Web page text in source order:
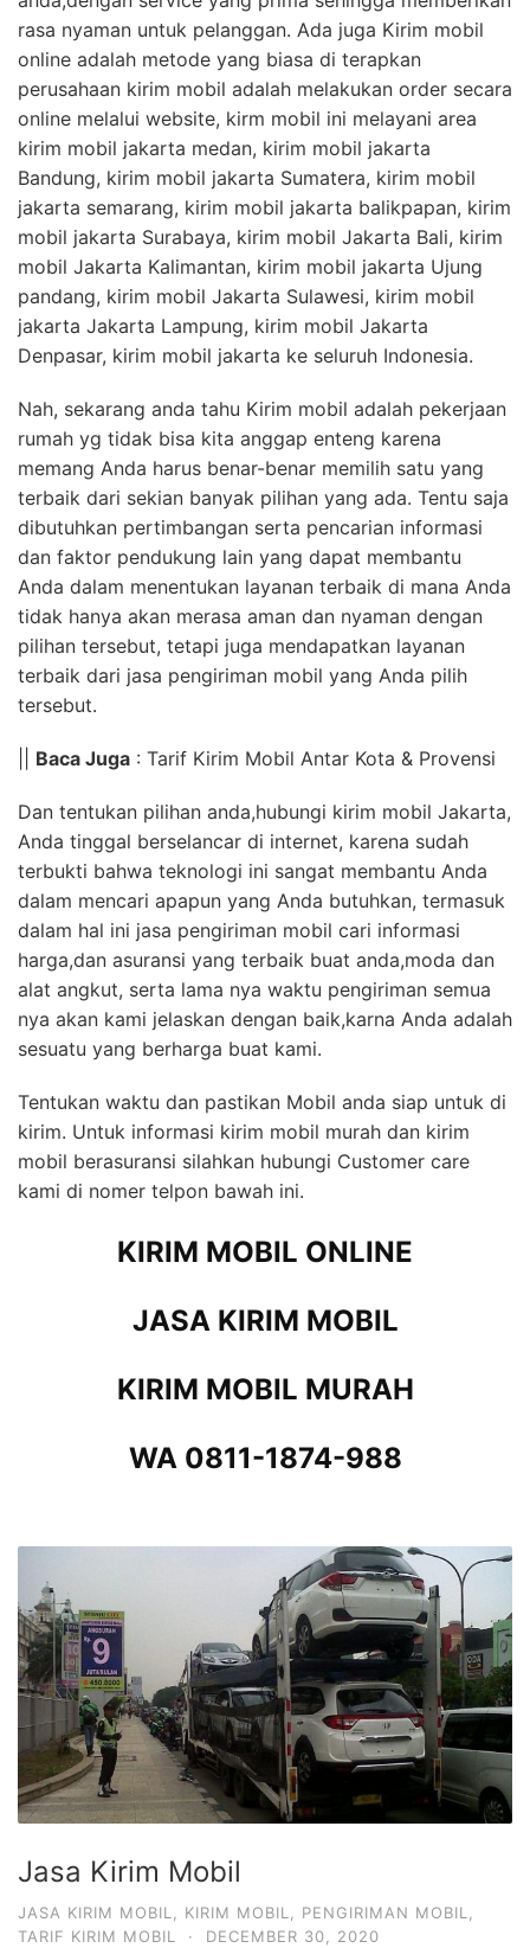
rasa nyaman untuk pelanggan. Ada juga Kirim mobil
online adalah metode yang biasa di terapkan
perusahaan kirim mobil adalah melakukan order secara
online melalui website, kirm mobil ini melayani area
kirim mobil jakarta medan, kirim mobil jakarta
Bandung, kirim mobil jakarta Sumatera, kirim mobil
jakarta semarang, kirim mobil jakarta balikpapan, kirim
mobil jakarta Surabaya, kirim mobil Jakarta Bali, kirim
mobil Jakarta Kalimantan, kirim mobil jakarta Ujung
pandang, kirim mobil Jakarta Sulawesi, kirim mobil
jakarta Jakarta Lampung, kirim mobil Jakarta
Denpasar, kirim mobil jakarta ke seluruh Indonesia.
Nah, sekarang anda tahu Kirim mobil adalah pekerjaan
rumah yg tidak bisa kita anggap enteng karena
memang Anda harus benar-benar memilih satu yang
terbaik dari sekian banyak pilihan yang ada. Tentu saja
dibutuhkan pertimbangan serta pencarian informasi
dan faktor pendukung lain yang dapat membantu
Anda dalam menentukan layanan terbaik di mana Anda
tidak hanya akan merasa aman dan nyaman dengan
pilihan tersebut, tetapi juga mendapatkan layanan
terbaik dari jasa pengiriman mobil yang Anda pilih
tersebut.
Baca Juga : Tarif Kirim Mobil Antar Kota & Provensi
Dan tentukan pilihan anda,hubungi kirim mobil Jakarta,
Anda tinggal berselancar di internet, karena sudah
terbukti bahwa teknologi ini sangat membantu Anda
dalam mencari apapun yang Anda butuhkan, termasuk
dalam hal ini jasa pengiriman mobil cari informasi
harga,dan asuransi yang terbaik buat anda,moda dan
alat angkut, serta lama nya waktu pengiriman semua
nya akan kami jelaskan dengan baik,karna Anda adalah
sesuatu yang berharga buat kami.
Tentukan waktu dan pastikan Mobil anda siap untuk di
kirim. Untuk informasi kirim mobil murah dan kirim
mobil berasuransi silahkan hubungi Customer care
kami di nomer telpon bawah ini.
KIRIM MOBIL ONLINE
JASA KIRIM MOBIL
KIRIM MOBIL MURAH
WA 0811-1874-988
Jasa Kirim Mobil
JASA KIRIM MOBIL, KIRIM MOBIL, PENGIRIMAN MOBIL,
TARIF KIRIM MOBIL
· DECEMBER 30, 2020